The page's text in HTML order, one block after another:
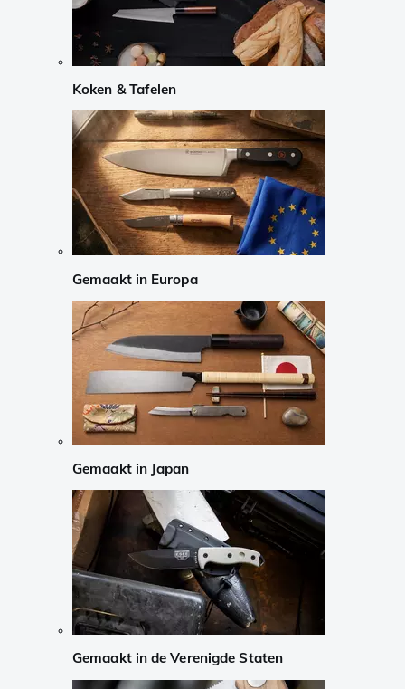
Koken & Tafelen
Gemaakt in Europa
Gemaakt in Japan
Gemaakt in de Verenigde Staten